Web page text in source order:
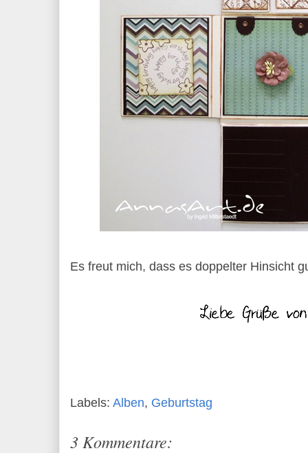
Es freut mich, dass es doppelter Hinsicht
Labels: Alben, Geburtstag
3 Kommentare: